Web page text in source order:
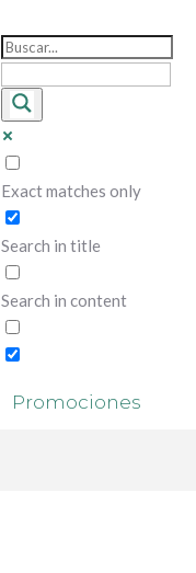
Exact matches only
Search in title
Search in content
Promociones